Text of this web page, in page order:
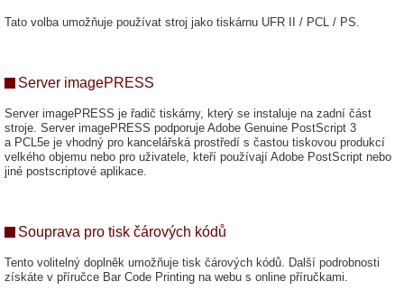
Tato volba umožňuje používat stroj jako tiskárnu UFR II / PCL / PS.
Server imagePRESS
Server imagePRESS je řadič tiskárny, který se instaluje na zadní část
stroje. Server imagePRESS podporuje Adobe Genuine PostScript 3
a PCL5e je vhodný pro kancelářská prostředí s častou tiskovou produkcí
velkého objemu nebo pro uživatele, kteří používají Adobe PostScript nebo
jiné postscriptové aplikace.
Souprava pro tisk čárových kódů
Tento volitelný doplněk umožňuje tisk čárových kódů. Další podrobnosti
získáte v příručce Bar Code Printing na webu s online příručkami.